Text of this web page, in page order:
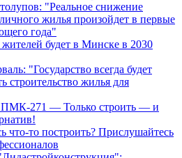
"Реальное снижение
жилья произойдет в первые
года"
будет в Минске в 2030
"Государство всегда будет
строительство жилья для
ПМК-271 — Только строить — и
что-то построить? Прислушайтесь